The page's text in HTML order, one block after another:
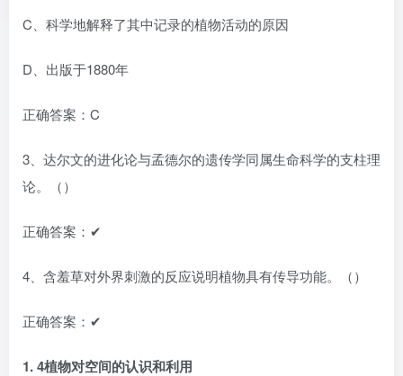
C、科学地解释了其中记录的植物活动的原因
D、出版于1880年
正确答案：C
3、达尔文的进化论与孟德尔的遗传学同属生命科学的支柱理
论。（）
正确答案：✔
4、含羞草对外界刺激的反应说明植物具有传导功能。（）
正确答案：✔
1.4植物对空间的认识和利用